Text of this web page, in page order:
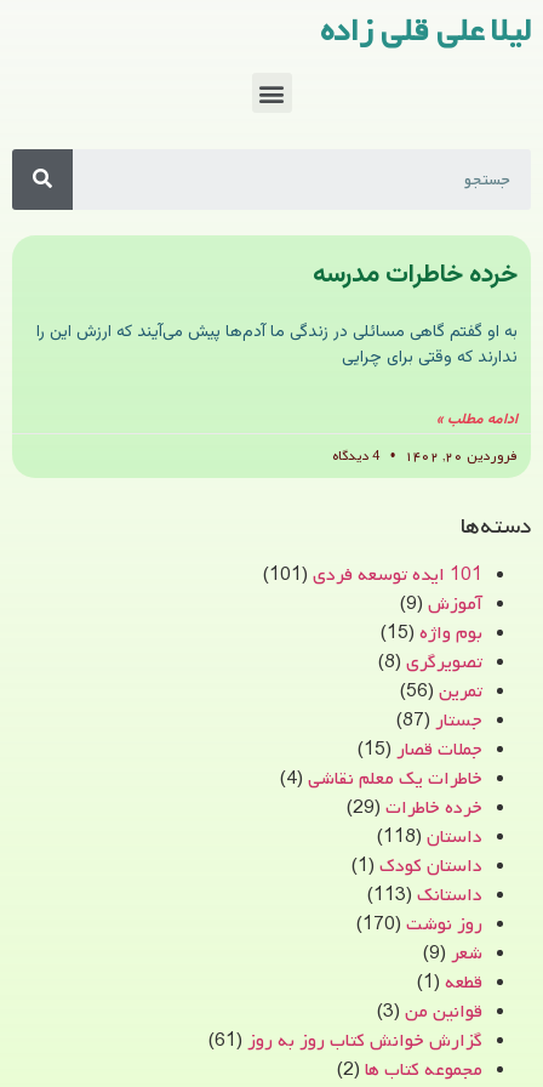
لیلا علی قلی زاده
خرده خاطرات مدرسه
به او گفتم گاهی مسائلی در زندگی ما آدم‌ها پیش می‌آیند که ارزش این را
ندارند که وقتی برای چرایی
ادامه مطلب »
فروردین ۲۰, ۱۴۰۲
دسته‌ها
101 ایده توسعه فردی
(101)
آموزش (9)
بوم واژه (15)
تصویرگری (8)
تمرین (56)
جستار (87)
جملات قصار (15)
خاطرات یک معلم نقاشی (4)
خرده خاطرات (29)
داستان (118)
داستان کودک (1)
داستانک (113)
روز نوشت (170)
شعر (9)
قطعه (1)
قوانین من (3)
گزارش خوانش کتاب روز به روز (61)
مجموعه کتاب ها (2)